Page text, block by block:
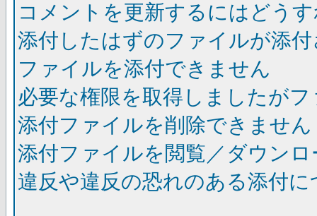
コメントを更新するにはどう
添付したはずのファイルが添
ファイルを添付できません
必要な権限を取得しましたが
添付ファイルを削除できません
添付ファイルを閲覧／ダウン
違反や違反の恐れのある添付